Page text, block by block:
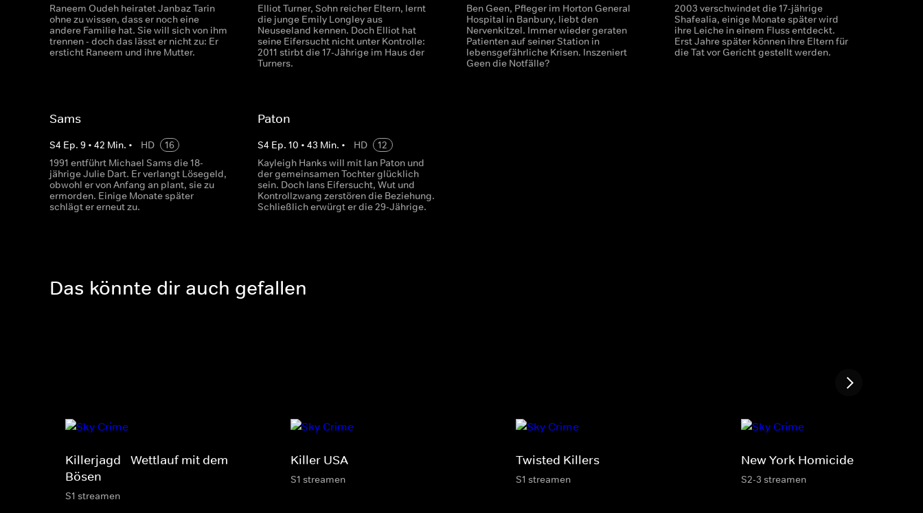
Raneem Oudeh heiratet Janbaz Tarin
ohne zu wissen, dass er noch eine
andere Familie hat. Sie will sich von ihm
trennen - doch das lässt er nicht zu: Er
ersticht Raneem und ihre Mutter.
Elliot Turner, Sohn reicher Eltern, lernt
die junge Emily Longley aus
Neuseeland kennen. Doch Elliot hat
seine Eifersucht nicht unter Kontrolle:
2011 stirbt die 17-Jährige im Haus der
Turners.
Ben Geen, Pfleger im Horton General
Hospital in Banbury, liebt den
Nervenkitzel. Immer wieder geraten
Patienten auf seiner Station in
lebensgefährliche Krisen. Inszeniert
Geen die Notfälle?
2003 verschwindet die 17-jährige
Shafealia, einige Monate später wird
ihre Leiche in einem Fluss entdeckt.
Erst Jahre später können ihre Eltern für
die Tat vor Gericht gestellt werden.
Sams
S4 Ep. 9 • 42 Min. • HD
16
1991 entführt Michael Sams die 18-
jährige Julie Dart. Er verlangt Lösegeld,
obwohl er von Anfang an plant, sie zu
ermorden. Einige Monate später
schlägt er erneut zu.
Paton
S4 Ep.10 •43 Min. • HD
12
Kayleigh Hanks will mit Ian Paton und
der gemeinsamen Tochter glücklich
sein. Doch Ians Eifersucht, Wut und
Kontrollzwang zerstören die Beziehung.
Schließlich erwürgt er die 29-Jährige.
Das könnte dir auch gefallen
Killerjagd - Wettlauf mit dem
Bösen
S1 streamen
Killer USA
S1 streamen
Twisted Killers
S1 streamen
New York Homicide
S2-3 streamen